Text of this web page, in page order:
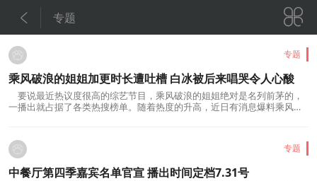
 专题 
专题
乘风破浪的姐姐加更时长遭吐槽 白冰被后来唱哭令人心酸
要说最近热议度很高的综艺节目，乘风破浪的姐姐绝对是名列前茅的，
一播出就占据了各类热搜榜单。随着热度的升高，近日有消息爆料乘风破
专题
中餐厅第四季嘉宾名单官宣 播出时间定档7.31号